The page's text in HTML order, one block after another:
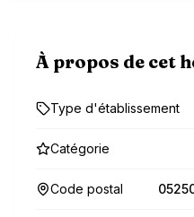
À propos de cet
Type d'établissement
Catégorie
Code postal